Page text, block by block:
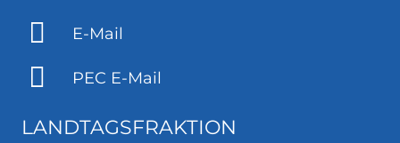
E-Mail
PEC E-Mail
LANDTAGSFRAKTION